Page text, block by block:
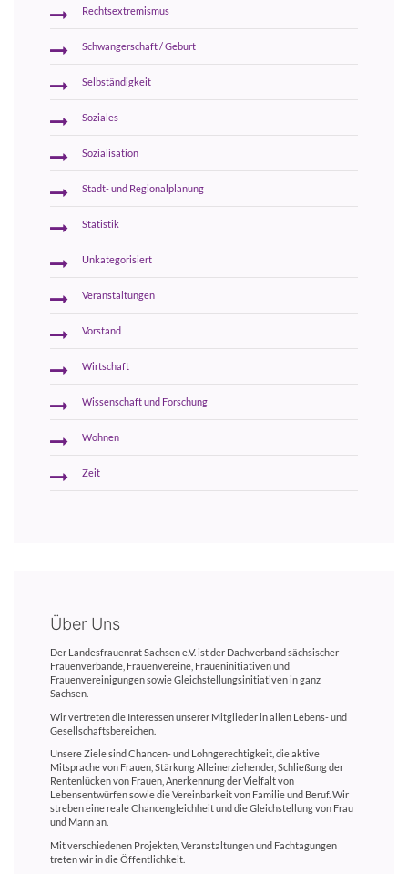
Rechtsextremismus
Schwangerschaft / Geburt
Selbständigkeit
Soziales
Sozialisation
Stadt- und Regionalplanung
Statistik
Unkategorisiert
Veranstaltungen
Vorstand
Wirtschaft
Wissenschaft und Forschung
Wohnen
Zeit
Über Uns
Der Landesfrauenrat Sachsen e.V. ist der Dachverband sächsischer
Frauenverbände, Frauenvereine, Fraueninitiativen und
Frauenvereinigungen sowie Gleichstellungsinitiativen in ganz
Sachsen.
Wir vertreten die Interessen unserer Mitglieder in allen Lebens- und
Gesellschaftsbereichen.
Unsere Ziele sind Chancen- und Lohngerechtigkeit, die aktive
Mitsprache von Frauen, Stärkung Alleinerziehender, Schließung der
Rentenlücken von Frauen, Anerkennung der Vielfalt von
Lebensentwürfen sowie die Vereinbarkeit von Familie und Beruf. Wir
streben eine reale Chancengleichheit und die Gleichstellung von Frau
und Mann an.
Mit verschiedenen Projekten, Veranstaltungen und Fachtagungen
treten wir in die Öffentlichkeit.